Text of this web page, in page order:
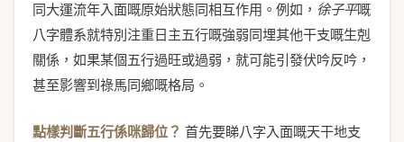
同大運流年入面嘅原始狀態同相互作用。例如， 徐子平嘅
八字體系就特別注重日主五行嘅強弱同埋其他干支嘅生剋
關係，如果某個五行過旺或過弱，就可能引發伏吟反吟，
甚至影響到祿馬同鄉嘅格局。
點樣判斷五行係咪歸位？ 首先要睇八字入面嘅天干地支